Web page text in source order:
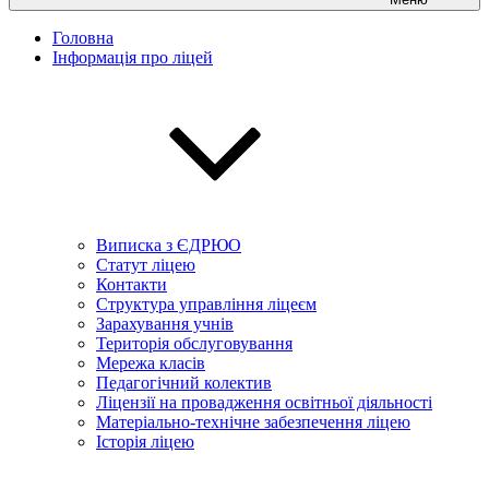
Головна
Інформація про ліцей
Виписка з ЄДРЮО
Статут ліцею
Контакти
Структура управління ліцеєм
Зарахування учнів
Територія обслуговування
Мережа класів
Педагогічний колектив
Ліцензії на провадження освітньої діяльності
Матеріально-технічне забезпечення ліцею
Історія ліцею